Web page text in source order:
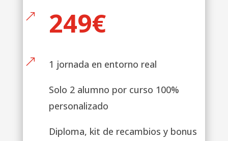
& 249€
& 1 jornada en entorno real
Solo 2 alumno por curso 100%
personalizado
Diploma, kit de recambios y bonus